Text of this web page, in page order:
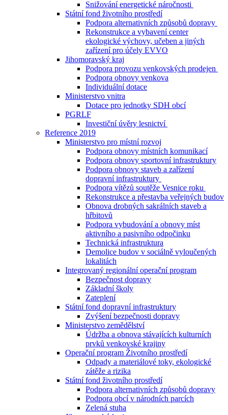
Snižování energetické náročnosti
Státní fond životního prostředí
Podpora alternativních způsobů dopravy
Rekonstrukce a vybavení center
ekologické výchovy, učeben a jiných
zařízení pro účely EVVO
Jihomoravský kraj
Podpora provozu venkovských prodejen
Podpora obnovy venkova
Individuální dotace
Ministerstvo vnitra
Dotace pro jednotky SDH obcí
PGRLF
Investiční úvěry lesnictví
Reference 2019
Ministerstvo pro místní rozvoj
Podpora obnovy místních komunikací
Podpora obnovy sportovní infrastruktury
Podpora obnovy staveb a zařízení
dopravní infrastruktury
Podpora vítězů soutěže Vesnice roku
Rekonstrukce a přestavba veřejných budov
Obnova drobných sakrálních staveb a
hřbitovů
Podpora vybudování a obnovy míst
aktivního a pasivního odpočinku
Technická infrastruktura
Demolice budov v sociálně vyloučených
lokalitách
Integrovaný regionální operační program
Bezpečnost dopravy
Základní školy
Zateplení
Státní fond dopravní infrastruktury
Zvýšení bezpečnosti dopravy
Ministerstvo zemědělství
Údržba a obnova stávajících kulturních
prvků venkovské krajiny
Operační program Životního prostředí
Odpady a materiálové toky, ekologické
zátěže a rizika
Státní fond životního prostředí
Podpora alternativních způsobů dopravy
Podpora obcí v národních parcích
Zelená stuha